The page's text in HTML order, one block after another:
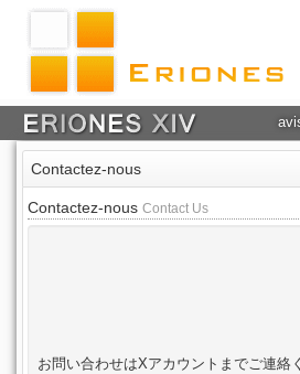
Contactez-nous
Contactez-nous Contact Us
お問い合わせはXアカウントまでご連絡